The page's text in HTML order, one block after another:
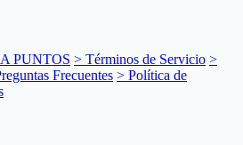
PUNTOS > Términos de Servicio >
Frecuentes > Política de